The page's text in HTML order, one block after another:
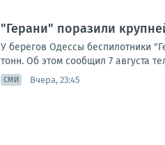
"Герани" поразили
У берегов Одессы беспилотники
тонн. Об этом сообщил 7 августа
СМИ Вчера, 23:45